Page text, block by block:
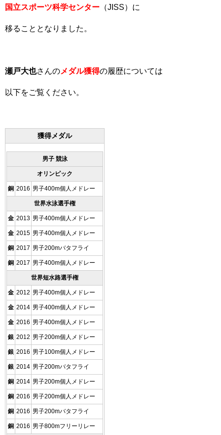
国立スポーツ科学センター （JISS）に
移ることとなりました。
瀬戸大也さんのメダル獲得の履歴については
以下をご覧ください。
獲得メダル
男子 競泳
オリンピック
銅 2016 男子400m個人メドレー
世界水泳選手権
金 2013 男子400m個人メドレー
金 2015 男子400m個人メドレー
銅 2017 男子200mバタフライ
銅 2017 男子400m個人メドレー
世界短水路選手権
金 2012 男子400m個人メドレー
金 2014 男子400m個人メドレー
金 2016 男子400m個人メドレー
銀 2012 男子200m個人メドレー
銀 2016 男子100m個人メドレー
銀 2014 男子200mバタフライ
銅 2014 男子200m個人メドレー
銅 2016 男子200m個人メドレー
銅 2016 男子200mバタフライ
銅 2016 男子800mフリーリレー